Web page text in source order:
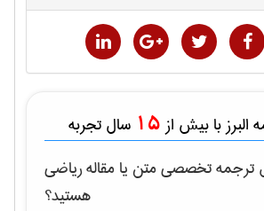
با بیش از 15 سال تجربه
ترجمه تخصصی متن یا مقالهرياضی
هستید؟